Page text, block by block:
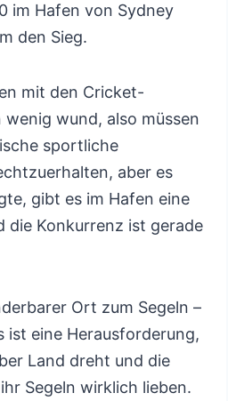
im Hafen von Sydney
den Sieg.
mit den Cricket-
wenig wund, also müssen
sportliche
aber es
gibt es im Hafen eine
die Konkurrenz ist gerade
Ort zum Segeln –
ist eine Herausforderung,
Land dreht und die
Segeln wirklich lieben.